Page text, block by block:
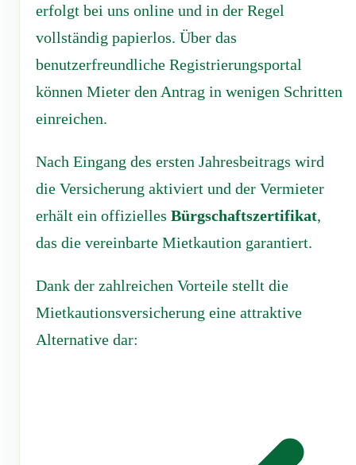
erfolgt bei uns online und in der Regel
vollständig papierlos. Über das
benutzerfreundliche Registrierungsportal
können Mieter den Antrag in wenigen Schritten
einreichen.
Nach Eingang des ersten Jahresbeitrags wird
die Versicherung aktiviert und der Vermieter
erhält ein offizielles Bürgschaftszertifikat,
das die vereinbarte Mietkaution garantiert.
Dank der zahlreichen Vorteile stellt die
Mietkautionsversicherung eine attraktive
Alternative dar: